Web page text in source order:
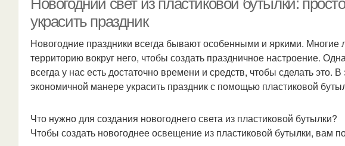
Новогодний свет из пластиковой бутылки:
украсить праздник
Новогодние праздники всегда бывают особенными и яркими. Многие
территорию вокруг него, чтобы создать праздничное настроение.
всегда у нас есть достаточно времени и средств, чтобы сделать это.
экономичной манере украсить праздник с помощью пластиковой
Что нужно для создания новогоднего света из пластиковой бутылки?
Чтобы создать новогоднее освещение из пластиковой бутылки, вам